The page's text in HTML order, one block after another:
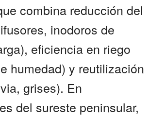
combina reducción del
inodoros de
eficiencia en riego
humedad) y reutilización
grises). En
del sureste peninsular,